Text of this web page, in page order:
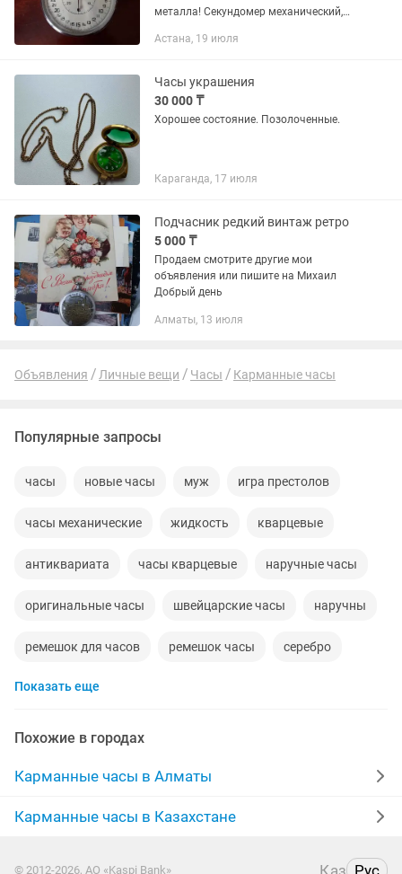
металла! Секундомер механический,
действия.. Предназначен для
Астана, 19 июля
Часы украшения
30 000 ₸
Хорошее состояние. Позолоченные.
Караганда, 17 июля
Подчасник редкий винтаж ретро
5 000 ₸
Продаем смотрите другие мои
объявления или пишите на Михаил
Добрый день
Алматы, 13 июля
Объявления Личные вещи Часы Карманные часы
Популярные запросы
часы новые часы муж игра престолов
часы механические жидкость кварцевые
антиквариата часы кварцевые наручные часы
оригинальные часы швейцарские часы наручны
ремешок для часов ремешок часы серебро
оригинал часы
чай моду ракета кофе
муж на час работа поттер папа
Показать еще
Похожие в городах
Карманные часы в Алматы
Карманные часы в Казахстане
© 2012-2026, АО «Kaspi Bank» Қаз Рус